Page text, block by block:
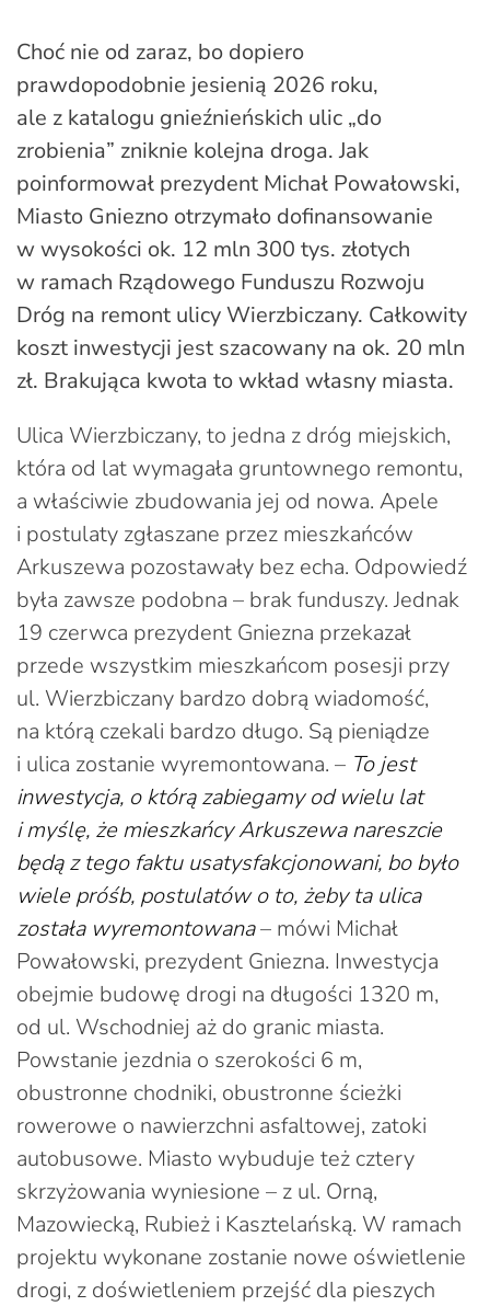
Choć nie od zaraz, bo dopiero
prawdopodobnie jesienią 2026 roku,
ale z katalogu gnieźnieńskich ulic „do
zrobienia” zniknie kolejna droga. Jak
poinformował prezydent Michał Powałowski,
Miasto Gniezno otrzymało dofinansowanie
w wysokości ok. 12 mln 300 tys. złotych
w ramach Rządowego Funduszu Rozwoju
Dróg na remont ulicy Wierzbiczany. Całkowity
koszt inwestycji jest szacowany na ok. 20 mln
zł. Brakująca kwota to wkład własny miasta.
Ulica Wierzbiczany, to jedna z dróg miejskich,
która od lat wymagała gruntownego remontu,
a właściwie zbudowania jej od nowa. Apele
i postulaty zgłaszane przez mieszkańców
Arkuszewa pozostawały bez echa. Odpowiedź
była zawsze podobna – brak funduszy. Jednak
19 czerwca prezydent Gniezna przekazał
przede wszystkim mieszkańcom posesji przy
ul. Wierzbiczany bardzo dobrą wiadomość,
na którą czekali bardzo długo. Są pieniądze
i ulica zostanie wyremontowana. – To jest
inwestycja, o którą zabiegamy od wielu lat
i myślę, że mieszkańcy Arkuszewa nareszcie
będą z tego faktu usatysfakcjonowani, bo było
wiele próśb, postulatów o to, żeby ta ulica
została wyremontowana– mówi Michał
Powałowski, prezydent Gniezna. Inwestycja
obejmie budowę drogi na długości 1320 m,
od ul. Wschodniej aż do granic miasta.
Powstanie jezdnia o szerokości 6 m,
obustronne chodniki, obustronne ścieżki
rowerowe o nawierzchni asfaltowej, zatoki
autobusowe. Miasto wybuduje też cztery
skrzyżowania wyniesione – z ul. Orną,
Mazowiecką, Rubież i Kasztelańską. W ramach
projektu wykonane zostanie nowe oświetlenie
drogi, z doświetleniem przejść dla pieszych